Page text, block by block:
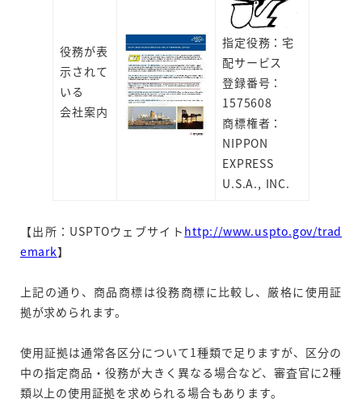
役務が表
示されて
いる
会社案内
指定役務：宅
配サービス
登録番号：
1575608
商標権者：
NIPPON
EXPRESS
U.S.A., INC.
【出所：USPTOウェブサイト http://www.uspto.gov/trad
emark】
上記の通り、商品商標は役務商標に比較し、厳格に使用証
拠が求められます。
使用証拠は通常各区分について1種類で足りますが、区分の
中の指定商品・役務が大きく異なる場合など、審査官に2種
類以上の使用証拠を求められる場合もあります。